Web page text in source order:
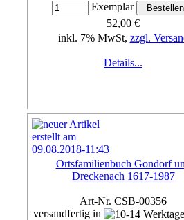
Exemplar
52,00 €
inkl. 7% MwSt, zzgl.
Details...
Ortsfamilienbuch Gondorf
Dreckenach 1617-1987
Art-Nr. CSB-00356
versandfertig in